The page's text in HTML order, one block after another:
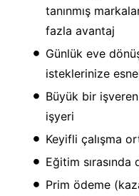
tanınmış
fazla avantaj
Günlük eve
isteklerinize
Büyük bir işveren
işyeri
Keyifli çalışma
Eğitim sırasında
Prim ödeme